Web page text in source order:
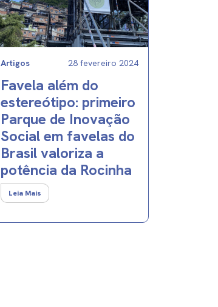
Artigos 28 fevereiro 2024
Favela além do
estereótipo: primeiro
Parque de Inovação
Social em favelas do
Brasil valoriza a
potência da Rocinha
Leia Mais